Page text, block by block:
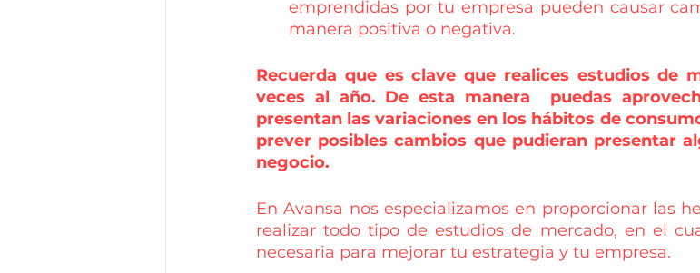
emprendidas por tu empresa pueden causar
manera positiva o negativa.
Recuerda que es clave que realices estudios de
veces al año. De esta manera  puedas
presentan las variaciones en los hábitos de
prever posibles cambios que pudieran presentar
negocio.
En Avansa nos especializamos en proporcionar las
realizar todo tipo de estudios de mercado, en el
necesaria para mejorar tu estrategia y tu empresa.